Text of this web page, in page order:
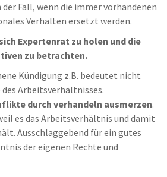
Fall, wenn die immer vorhandenen
Verhalten ersetzt werden.
Expertenrat zu holen und die
zu betrachten.
Kündigung z.B. bedeutet nicht
des Arbeitsverhältnisses.
durch verhandeln ausmerzen.
es das Arbeitsverhältnis und damit
Ausschlaggebend für ein gutes
der eigenen Rechte und